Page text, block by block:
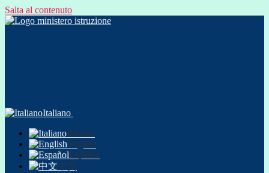
Salta al contenuto
Italiano
Italiano
English
Español
中文